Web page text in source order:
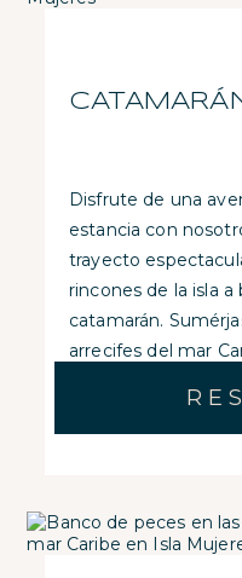
Disfrute de una
estancia con
trayecto
rincones de la isla
catamarán.
arrecifes del mar
bordo de un